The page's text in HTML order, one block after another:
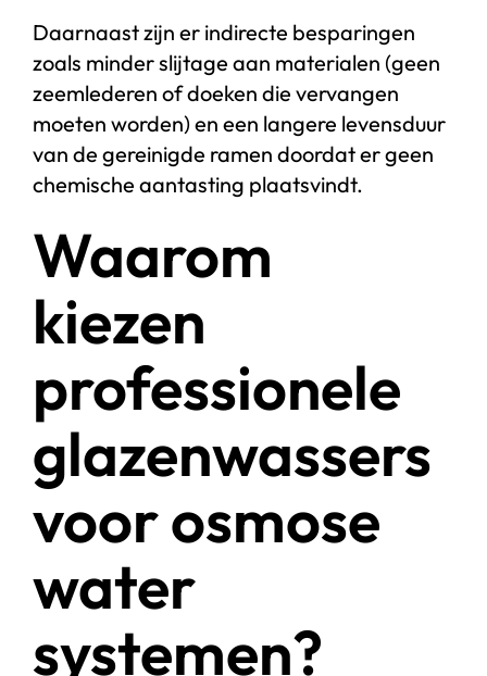
Daarnaast zijn er indirecte besparingen
zoals minder slijtage aan materialen (geen
zeemlederen of doeken die vervangen
moeten worden) en een langere levensduur
van de gereinigde ramen doordat er geen
chemische aantasting plaatsvindt.
Waarom
kiezen
professionele
glazenwassers
voor osmose
water
systemen?